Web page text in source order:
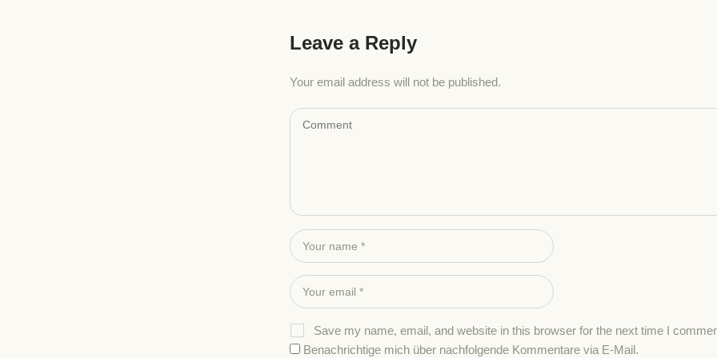
Leave a Reply
Your email address will not be published.
Save my name, email, and website in this browser for the next time I
Benachrichtige mich über nachfolgende Kommentare via E-Mail.